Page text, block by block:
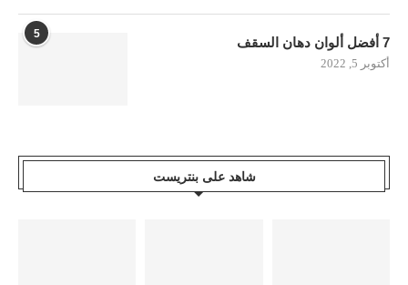
5
7 أفضل ألوان دهان السقف
أكتوبر 5, 2022
شاهد على بنتريست